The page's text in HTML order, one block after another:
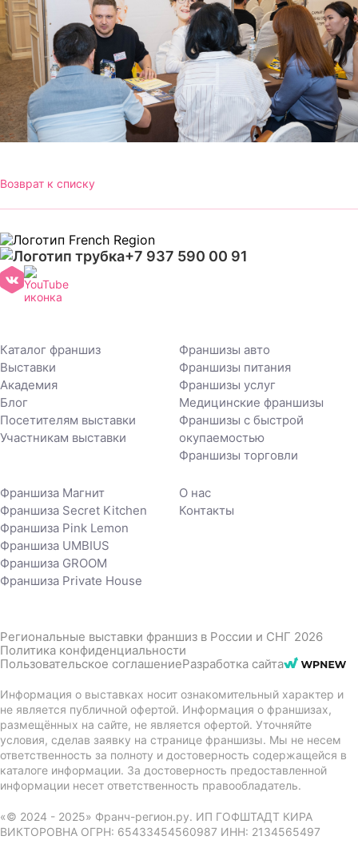
Возврат к списку
+7 937 590 00 91
Каталог франшиз
Выставки
Академия
Блог
Посетителям выставки
Участникам выставки
Франшизы авто
Франшизы питания
Франшизы услуг
Медицинские франшизы
Франшизы с быстрой
окупаемостью
Франшизы торговли
Франшиза Магнит
Франшиза Secret Kitchen
Франшиза Pink Lemon
Франшиза UMBIUS
Франшиза GROOM
Франшиза Private House
О нас
Контакты
Региональные выставки франшиз в России и СНГ 2026
Политика конфиденциальности
Пользовательское соглашениеРазработка сайта
Информация о выставках носит ознакомительный характер и
не является публичной офертой. Информация о франшизах,
размещённых на сайте, не является офертой. Уточняйте
условия, сделав заявку на странице франшизы. Мы не несем
ответственность за полноту и достоверность содержащейся в
каталоге информации. За достоверность предоставленной
информации несет ответственность правообладатель.
«© 2024 - 2025» Франч-регион.ру. ИП ГОФШТАДТ КИРА
ВИКТОРОВНА ОГРН: 65433454560987 ИНН: 2134565497